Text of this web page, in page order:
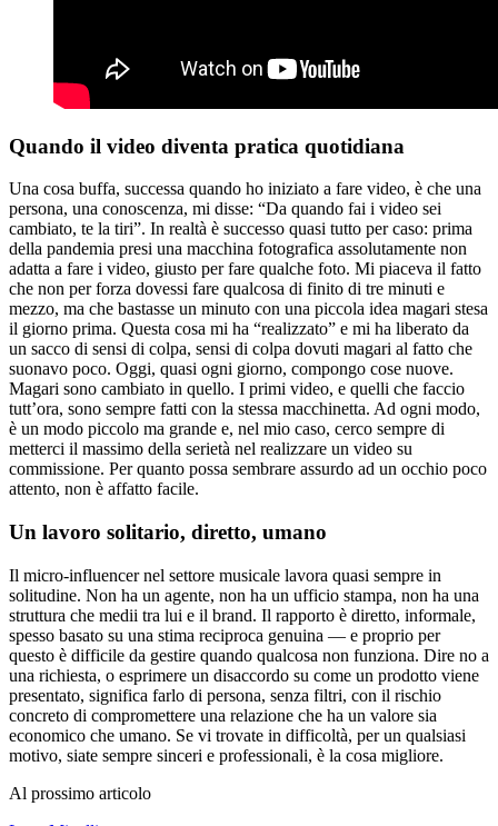
Quando il video diventa pratica quotidiana
Una cosa buffa, successa quando ho iniziato a fare video, è che una
persona, una conoscenza, mi disse: “Da quando fai i video sei
cambiato, te la tiri”. In realtà è successo quasi tutto per caso: prima
della pandemia presi una macchina fotografica assolutamente non
adatta a fare i video, giusto per fare qualche foto. Mi piaceva il fatto
che non per forza dovessi fare qualcosa di finito di tre minuti e
mezzo, ma che bastasse un minuto con una piccola idea magari stesa
il giorno prima. Questa cosa mi ha “realizzato” e mi ha liberato da
un sacco di sensi di colpa, sensi di colpa dovuti magari al fatto che
suonavo poco. Oggi, quasi ogni giorno, compongo cose nuove.
Magari sono cambiato in quello. I primi video, e quelli che faccio
tutt’ora, sono sempre fatti con la stessa macchinetta. Ad ogni modo,
è un modo piccolo ma grande e, nel mio caso, cerco sempre di
metterci il massimo della serietà nel realizzare un video su
commissione. Per quanto possa sembrare assurdo ad un occhio poco
attento, non è affatto facile.
Un lavoro solitario, diretto, umano
Il micro-influencer nel settore musicale lavora quasi sempre in
solitudine. Non ha un agente, non ha un ufficio stampa, non ha una
struttura che medii tra lui e il brand. Il rapporto è diretto, informale,
spesso basato su una stima reciproca genuina — e proprio per
questo è difficile da gestire quando qualcosa non funziona. Dire no a
una richiesta, o esprimere un disaccordo su come un prodotto viene
presentato, significa farlo di persona, senza filtri, con il rischio
concreto di compromettere una relazione che ha un valore sia
economico che umano. Se vi trovate in difficoltà, per un qualsiasi
motivo, siate sempre sinceri e professionali, è la cosa migliore.
Al prossimo articolo